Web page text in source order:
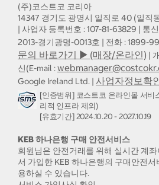
(주)코스트코 코리아
14347 경기도 광명시 일직로 40 (일직
| 사업자 등록번호 : 107-81-63829 | 통
2013-경기광명-0013호 | 전화 : 1899-
문의 바로가기 ▶ (매장/온라인) |
신(E-mail :
Google Ireland Ltd. | 사업자정보확
[인증범위] 코스트코 온라인몰 서비
리적 인프라 제외)
[유효기간] 2024.10.20 - 2027.10.19
KEB 하나은행 구매 안전서비스
회원님은 안전거래를 위해 실시간 계
서 가입한 KEB 하나은행의 구매안전
용하실 수 있습니다.